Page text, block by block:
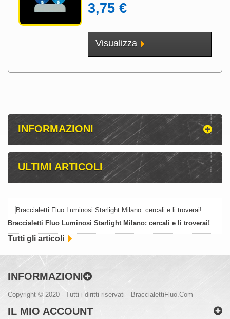
3,75 €
Visualizza
INFORMAZIONI
ULTIMI ARTICOLI
Braccialetti Fluo Luminosi Starlight Milano: cercali e li troverai!
Tutti gli articoli
INFORMAZIONI
Copyright © 2020 - Tutti i diritti riservati - BraccialettiFluo.Com
IL MIO ACCOUNT